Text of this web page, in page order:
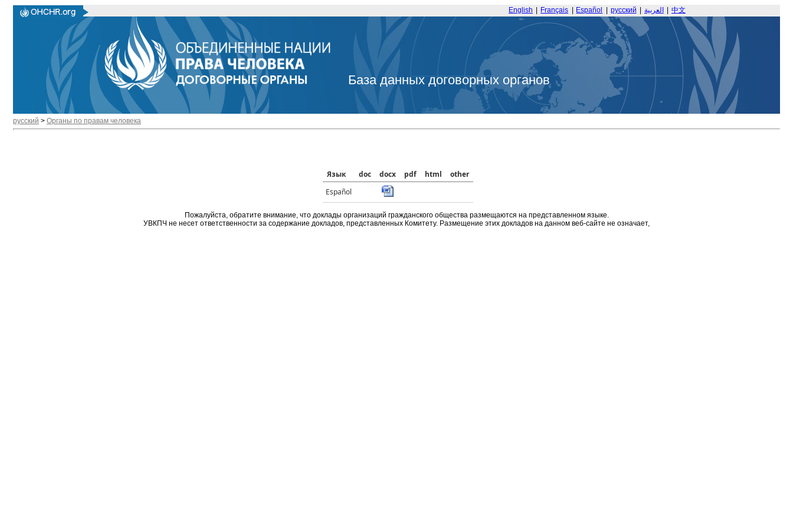
English Français Español русский العربية 中文
База данных договорных органов
русский > Органы по правам человека
Язык doc docx pdf html
other
Español
Пожалуйста, обратите внимание, что доклады организаций гражданского общества размещаются на представленном языке.
УВКПЧ не несет ответственности за содержание докладов, представленных Комитету. Размещение этих докладов на данном веб-сайте не означает,